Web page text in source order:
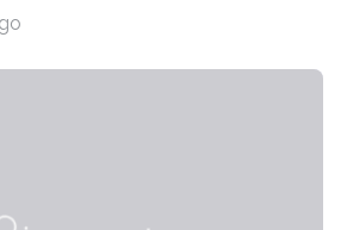
Endkunden technisch noch